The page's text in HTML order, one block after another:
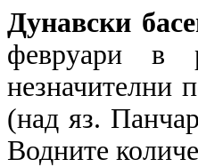
Дунавски
февруари в
незначителни
(над яз.
Водните